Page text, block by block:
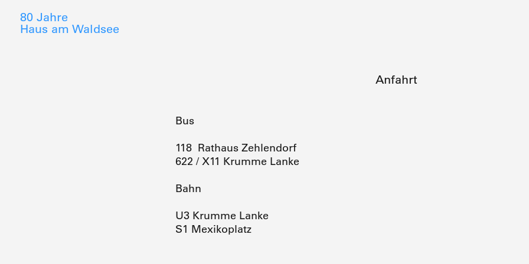
80 Jahre
Haus am Waldsee
Anfahrt
Bus
118 Rathaus Zehlendorf
622 / X11 Krumme Lanke
Bahn
U3 Krumme Lanke
S1 Mexikoplatz